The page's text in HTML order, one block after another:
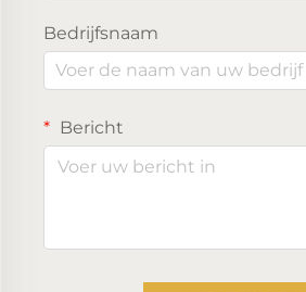
Bedrijfsnaam
Bericht